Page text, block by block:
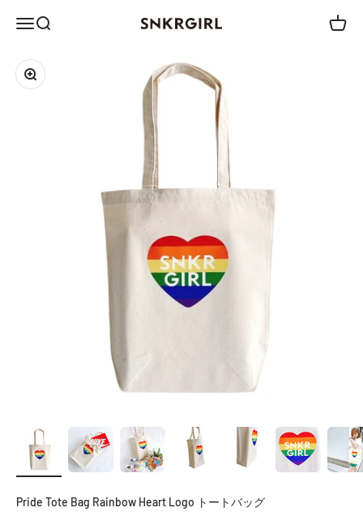
メニュー
検索 SNKRGIRL STORE カート
ズームイン
Pride Tote Bag Rainbow Heart Logo トートバッグ